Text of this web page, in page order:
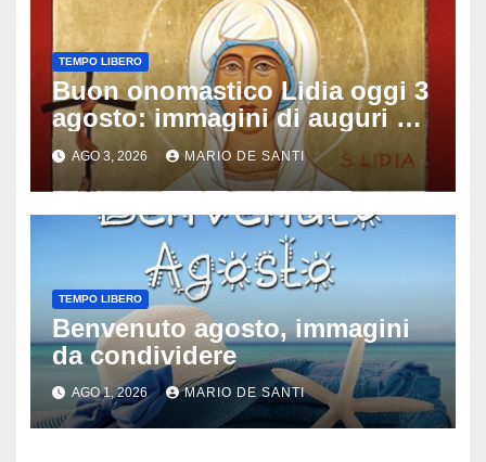
TEMPO LIBERO
Buon onomastico Lidia oggi 3
agosto: immagini di auguri da
condividere
AGO 3, 2026 MARIO DE SANTI
TEMPO LIBERO
Benvenuto agosto, immagini
da condividere
AGO 1, 2026 MARIO DE SANTI